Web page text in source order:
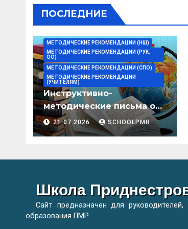
ПОСЛЕДНИЕ
МЕТОДИЧЕСКИЕ РЕКОМЕНДАЦИИ (НШ)
МЕТОДИЧЕСКИЕ РЕКОМЕНДАЦИИ (РУК.
ОО)
МЕТОДИЧЕСКИЕ РЕКОМЕНДАЦИИ (СПО)
МЕТОДИЧЕСКИЕ РЕКОМЕНДАЦИИ
(УЧИТЕЛЯМ)
Инструктивно-
методические письма о
преподавании учебных
предметов/дисциплин в
образования ПМР на
21.07.2026 SCHOOLPMR
Школа
Сайт предназначен для
образования ПМР